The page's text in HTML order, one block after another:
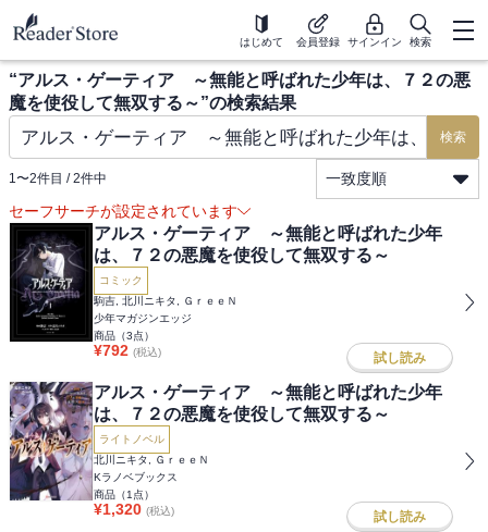
はじめて 会員登録 サインイン 検索
“アルス・ゲーティア ～無能と呼ばれた少年は、７２の悪
魔を使役して無双する～”の検索結果
検索
1〜2件目 / 2件中
一致度順
セーフサーチが設定されています
アルス・ゲーティア ～無能と呼ばれた少年
は、７２の悪魔を使役して無双する～
コミック
駒吉, 北川ニキタ, ＧｒｅｅＮ
少年マガジンエッジ
商品（3点）
¥792 (税込) 試し読み
アルス・ゲーティア ～無能と呼ばれた少年
は、７２の悪魔を使役して無双する～
ライトノベル
北川ニキタ, ＧｒｅｅＮ
Kラノベブックス
商品（1 点）
¥1,320 (税込) 試し読み